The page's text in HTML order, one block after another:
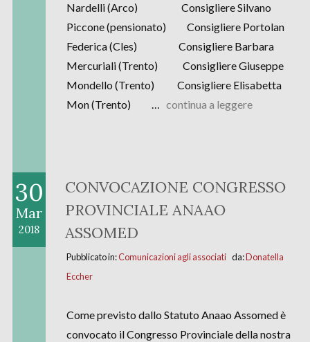
Nardelli (Arco) Consigliere Silvano
Piccone (pensionato) Consigliere Portolan
Federica (Cles) Consigliere Barbara
Mercuriali (Trento) Consigliere Giuseppe
Mondello (Trento) Consigliere Elisabetta
Mon (Trento) … continua a leggere
CONVOCAZIONE CONGRESSO
PROVINCIALE ANAAO
ASSOMED
30
Mar
2018
Pubblicato in:Comunicazioni agli associatida:Donatella
Eccher
Come previsto dallo Statuto Anaao Assomed è
convocato il Congresso Provinciale della nostra